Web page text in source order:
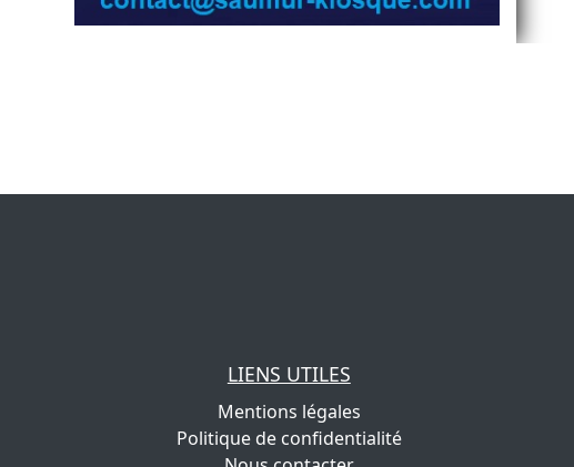
LIENS UTILES
Mentions légales
Politique de confidentialité